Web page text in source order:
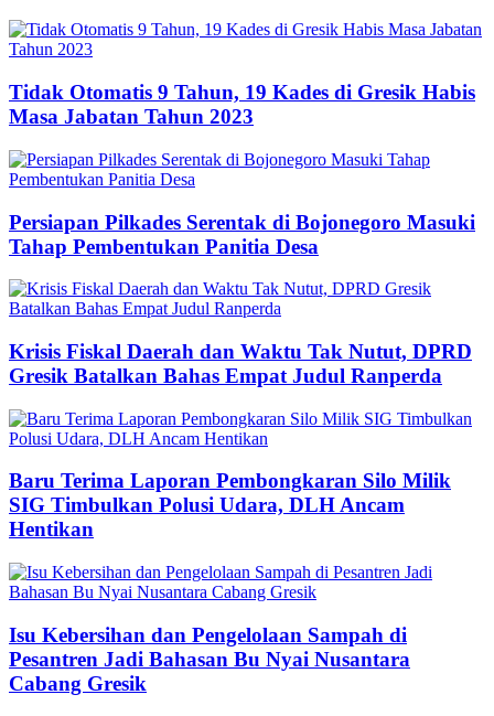
Tidak Otomatis 9 Tahun, 19 Kades di Gresik Habis
Masa Jabatan Tahun 2023
Persiapan Pilkades Serentak di Bojonegoro Masuki
Tahap Pembentukan Panitia Desa
Krisis Fiskal Daerah dan Waktu Tak Nutut, DPRD
Gresik Batalkan Bahas Empat Judul Ranperda
Baru Terima Laporan Pembongkaran Silo Milik
SIG Timbulkan Polusi Udara, DLH Ancam
Hentikan
Isu Kebersihan dan Pengelolaan Sampah di
Pesantren Jadi Bahasan Bu Nyai Nusantara
Cabang Gresik